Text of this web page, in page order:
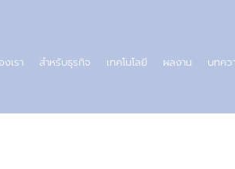
เรา สำหรับธุรกิจ เทคโนโลยี ผลงาน บทคว